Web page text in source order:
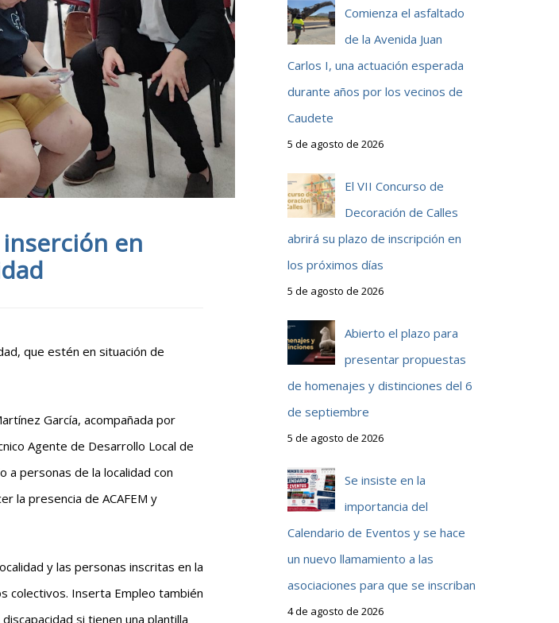
en
que estén en situación de
García, acompañada por
Agente de Desarrollo Local de
a personas de la localidad con
la presencia de ACAFEM y
y las personas inscritas en la
colectivos. Inserta Empleo también
si tienen una plantilla
Comienza el asfaltado
de la Avenida Juan
Carlos I, una actuación esperada
durante años por los vecinos de
Caudete
5 de agosto de 2026
El VII Concurso de
Decoración de Calles
abrirá su plazo de inscripción en
los próximos días
5 de agosto de 2026
Abierto el plazo para
presentar propuestas
de homenajes y distinciones del 6
de septiembre
5 de agosto de 2026
Se insiste en la
importancia del
Calendario de Eventos y se hace
un nuevo llamamiento a las
asociaciones para que se inscriban
4 de agosto de 2026